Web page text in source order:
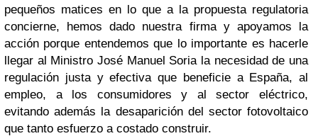
pequeños matices en lo que a la propuesta regulatoria
concierne, hemos dado nuestra firma y apoyamos la
acción porque entendemos que lo importante es hacerle
llegar al Ministro José Manuel Soria la necesidad de una
regulación justa y efectiva que beneficie a España, al
empleo, a los consumidores y al sector eléctrico,
evitando además la desaparición del sector fotovoltaico
que tanto esfuerzo a costado construir.